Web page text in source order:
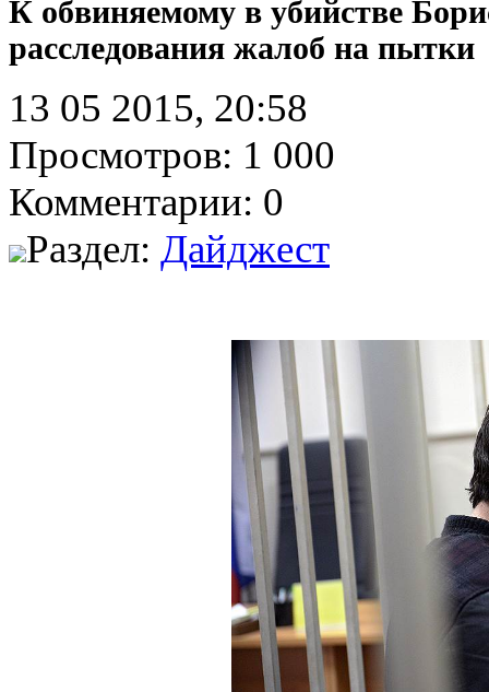
К обвиняемому в убийстве
расследования жалоб на пытки
13 05 2015, 20:58
Просмотров: 1 000
Комментарии: 0
Раздел: Дайджест